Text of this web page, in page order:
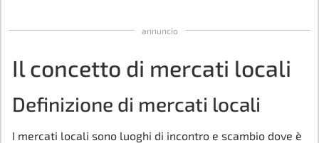
annuncio
Il concetto di mercati locali
Definizione di mercati locali
I mercati locali sono luoghi di incontro e scambio dove è